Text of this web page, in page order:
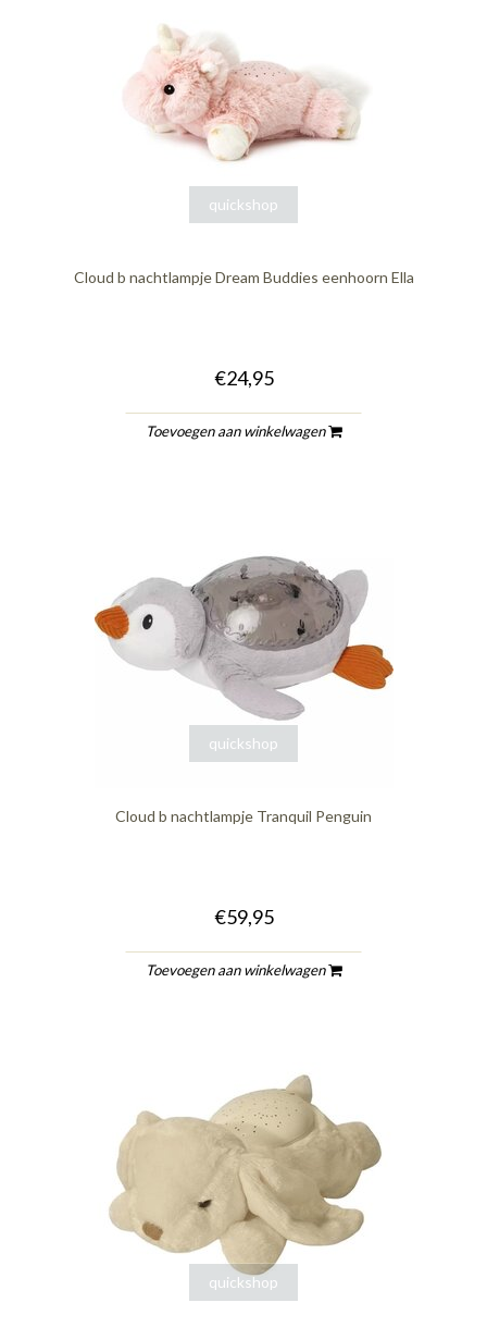
quickshop
Cloud b nachtlampje Dream Buddies eenhoorn Ella
€24,95
Toevoegen aan winkelwagen
quickshop
Cloud b nachtlampje Tranquil Penguin
€59,95
Toevoegen aan winkelwagen
quickshop